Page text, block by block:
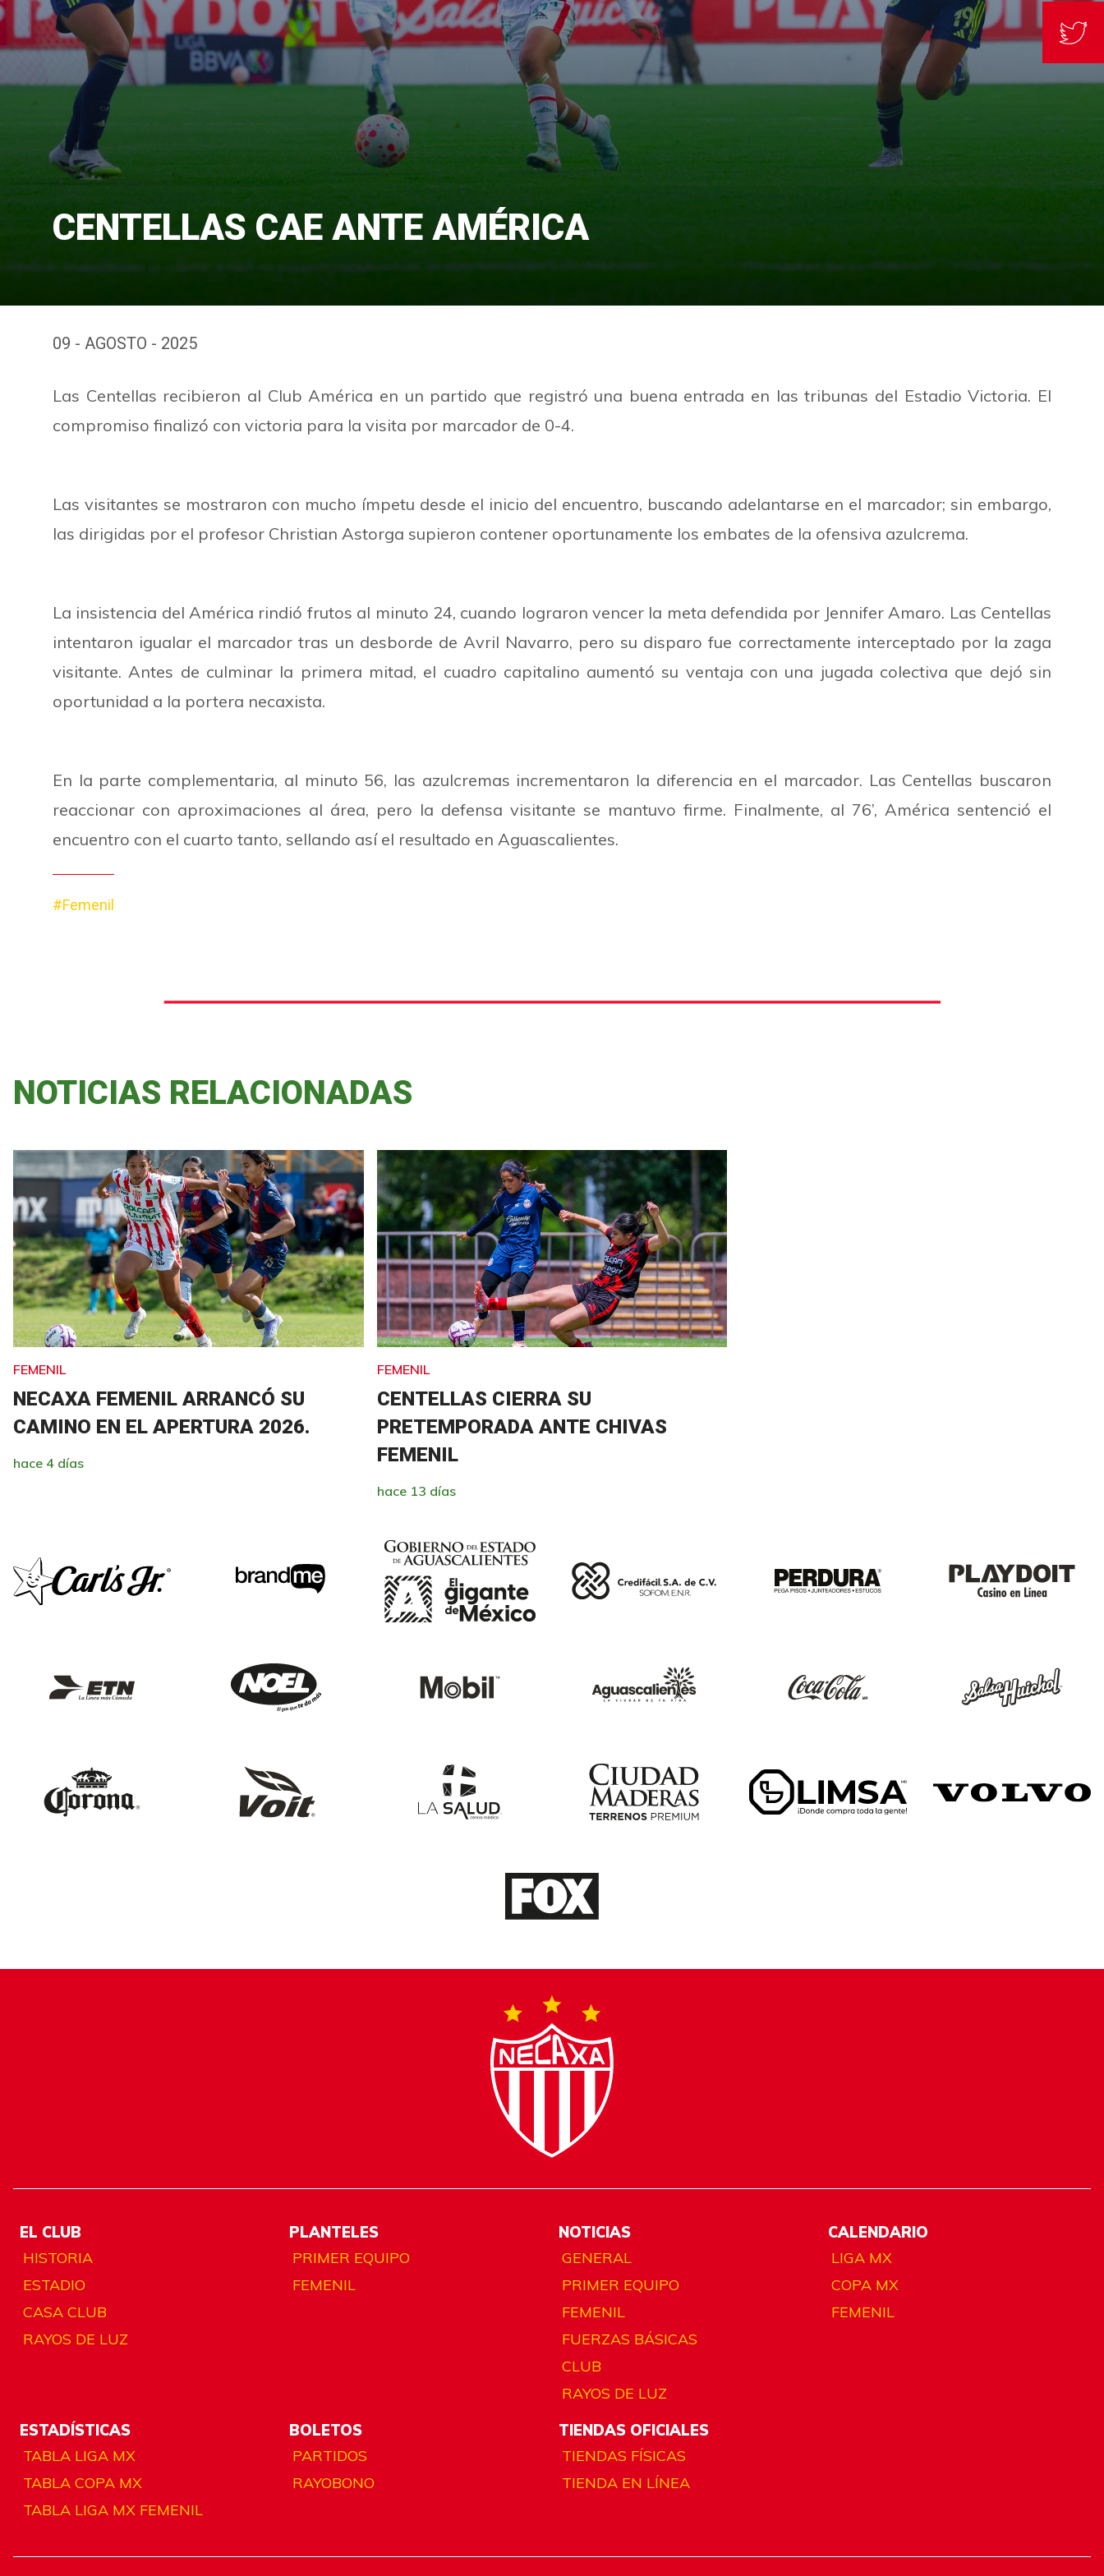
CENTELLAS CAE ANTE AMÉRICA
09 - AGOSTO - 2025
Las Centellas recibieron al Club América en un partido que registró una buena entrada en las tribunas del Estadio Victoria. El
compromiso finalizó con victoria para la visita por marcador de 0-4.
Las visitantes se mostraron con mucho ímpetu desde el inicio del encuentro, buscando adelantarse en el marcador; sin embargo,
las dirigidas por el profesor Christian Astorga supieron contener oportunamente los embates de la ofensiva azulcrema.
La insistencia del América rindió frutos al minuto 24, cuando lograron vencer la meta defendida por Jennifer Amaro. Las Centellas
intentaron igualar el marcador tras un desborde de Avril Navarro, pero su disparo fue correctamente interceptado por la zaga
visitante. Antes de culminar la primera mitad, el cuadro capitalino aumentó su ventaja con una jugada colectiva que dejó sin
oportunidad a la portera necaxista.
En la parte complementaria, al minuto 56, las azulcremas incrementaron la diferencia en el marcador. Las Centellas buscaron
reaccionar con aproximaciones al área, pero la defensa visitante se mantuvo firme. Finalmente, al 76’, América sentenció el
encuentro con el cuarto tanto, sellando así el resultado en Aguascalientes.
#Femenil
NOTICIAS RELACIONADAS
FEMENIL
NECAXA FEMENIL ARRANCÓ SU
CAMINO EN EL APERTURA 2026.
hace 4 días
FEMENIL
CENTELLAS CIERRA SU
PRETEMPORADA ANTE CHIVAS
FEMENIL
hace 13 días
EL CLUB
HISTORIA
ESTADIO
CASA CLUB
RAYOS DE LUZ
PLANTELES
PRIMER EQUIPO
FEMENIL
NOTICIAS
GENERAL
PRIMER EQUIPO
FEMENIL
FUERZAS BÁSICAS
CLUB
RAYOS DE LUZ
CALENDARIO
LIGA MX
COPA MX
FEMENIL
ESTADÍSTICAS
TABLA LIGA MX
TABLA COPA MX
TABLA LIGA MX FEMENIL
BOLETOS
PARTIDOS
RAYOBONO
TIENDAS OFICIALES
TIENDAS FÍSICAS
TIENDA EN LÍNEA